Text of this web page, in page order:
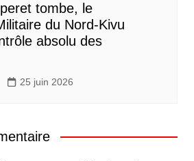
tombe, le
du Nord-Kivu
absolu des
25 juin 2026